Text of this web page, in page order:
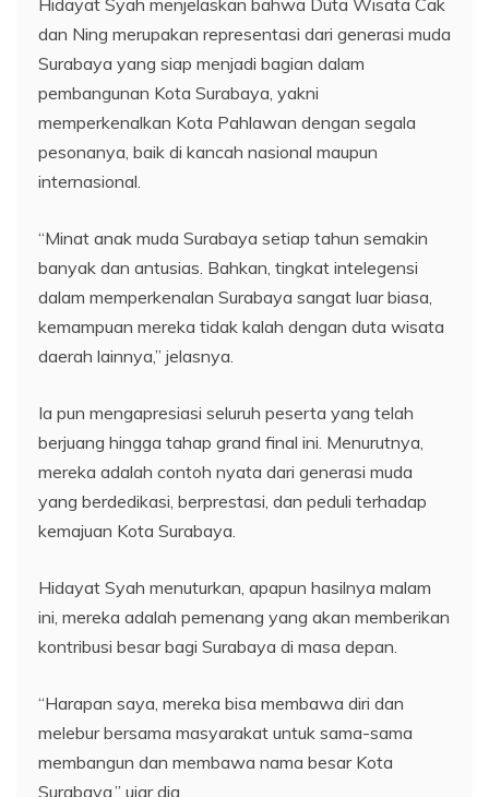
dan Ning merupakan representasi dari generasi muda
Surabaya yang siap menjadi bagian dalam
pembangunan Kota Surabaya, yakni
memperkenalkan Kota Pahlawan dengan segala
pesonanya, baik di kancah nasional maupun
internasional.
“Minat anak muda Surabaya setiap tahun semakin
banyak dan antusias. Bahkan, tingkat intelegensi
dalam memperkenalan Surabaya sangat luar biasa,
kemampuan mereka tidak kalah dengan duta wisata
daerah lainnya,” jelasnya.
Ia pun mengapresiasi seluruh peserta yang telah
berjuang hingga tahap grand final ini. Menurutnya,
mereka adalah contoh nyata dari generasi muda
yang berdedikasi, berprestasi, dan peduli terhadap
kemajuan Kota Surabaya.
Hidayat Syah menuturkan, apapun hasilnya malam
ini, mereka adalah pemenang yang akan memberikan
kontribusi besar bagi Surabaya di masa depan.
“Harapan saya, mereka bisa membawa diri dan
melebur bersama masyarakat untuk sama-sama
membangun dan membawa nama besar Kota
Surabaya,” ujar dia.